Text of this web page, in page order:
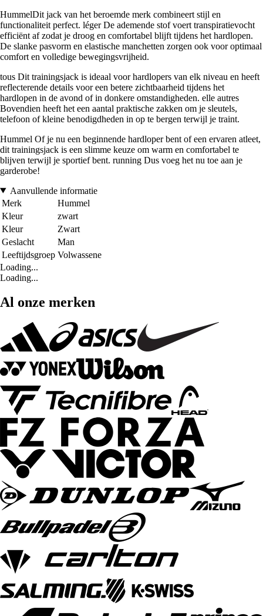
HummelDit jack van het beroemde merk combineert stijl en
functionaliteit perfect. léger De ademende stof voert transpiratievocht
efficiënt af zodat je droog en comfortabel blijft tijdens het hardlopen.
De slanke pasvorm en elastische manchetten zorgen ook voor optimaal
comfort en volledige bewegingsvrijheid.
tous Dit trainingsjack is ideaal voor hardlopers van elk niveau en heeft
reflecterende details voor een betere zichtbaarheid tijdens het
hardlopen in de avond of in donkere omstandigheden. elle autres
Bovendien heeft het een aantal praktische zakken om je sleutels,
telefoon of kleine benodigdheden in op te bergen terwijl je traint.
Hummel Of je nu een beginnende hardloper bent of een ervaren atleet,
dit trainingsjack is een slimme keuze om warm en comfortabel te
blijven terwijl je sportief bent. running Dus voeg het nu toe aan je
garderobe!
Aanvullende informatie
Merk
Hummel
Kleur
zwart
Kleur
Zwart
Geslacht
Man
Leeftijdsgroep Volwassene
Loading...
Loading...
Al onze merken